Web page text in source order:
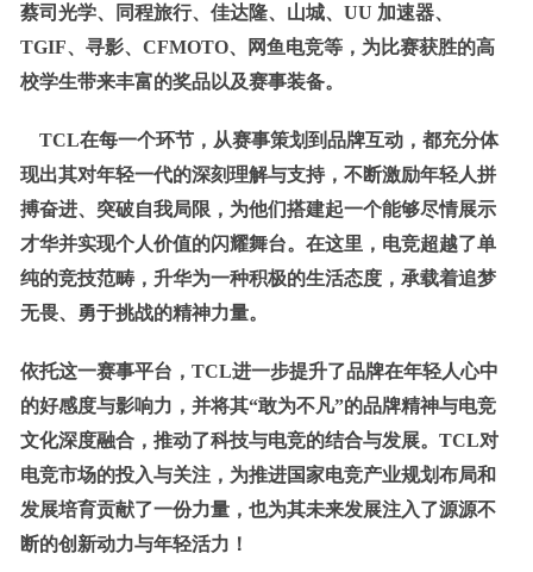
蔡司光学、同程旅行、佳达隆、山城、UU 加速器、
TGIF、寻影、CFMOTO、网鱼电竞等，为比赛获胜的高
校学生带来丰富的奖品以及赛事装备。
TCL在每一个环节，从赛事策划到品牌互动，都充分体
现出其对年轻一代的深刻理解与支持，不断激励年轻人拼
搏奋进、突破自我局限，为他们搭建起一个能够尽情展示
才华并实现个人价值的闪耀舞台。 在这里，电竞超越了单
纯的竞技范畴，升华为一种积极的生活态度，承载着追梦
无畏、勇于挑战的精神力量。
依托这一赛事平台，TCL进一步提升了品牌在年轻人心中
的好感度与影响力，并将其“敢为不凡”的品牌精神与电竞
文化深度融合，推动了科技与电竞的结合与发展。TCL对
电竞市场的投入与关注，为推进国家电竞产业规划布局和
发展培育贡献了一份力量，也为其未来发展注入了源源不
断的创新动力与年轻活力 ！